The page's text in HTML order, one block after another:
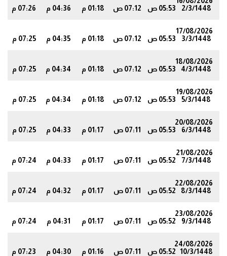
2/3/1448
05:53 ص 07:12 ص 01:18 م 04:36 م 07:26 م
17/08/2026
3/3/1448
05:53 ص 07:12 ص 01:18 م 04:35 م 07:25 م
18/08/2026
4/3/1448
05:53 ص 07:12 ص 01:18 م 04:34 م 07:25 م
19/08/2026
5/3/1448
05:53 ص 07:12 ص 01:18 م 04:34 م 07:25 م
20/08/2026
6/3/1448
05:53 ص 07:11 ص 01:17 م 04:33 م 07:25 م
21/08/2026
7/3/1448
05:52 ص 07:11 ص 01:17 م 04:33 م 07:24 م
22/08/2026
8/3/1448
05:52 ص 07:11 ص 01:17 م 04:32 م 07:24 م
23/08/2026
9/3/1448
05:52 ص 07:11 ص 01:17 م 04:31 م 07:24 م
24/08/2026
10/3/1448 05:52 ص 07:11 ص 01:16 م 04:30 م 07:23 م